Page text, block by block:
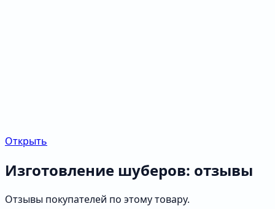
Открыть
Изготовление шуберов: отзывы
Отзывы покупателей по этому товару.